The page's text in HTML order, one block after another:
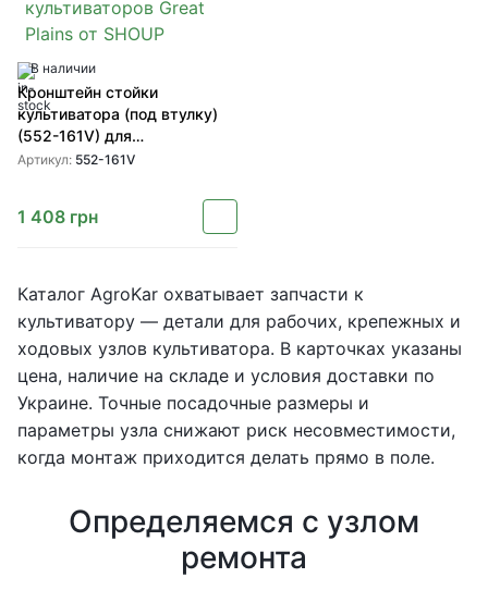
В наличии
Кронштейн стойки
культиватора (под втулку)
(552-161V) для
культиваторов Great Plains
Артикул: 552-161V
1 408 грн
Каталог AgroKar охватывает запчасти к
культиватору — детали для рабочих, крепежных и
ходовых узлов культиватора. В карточках указаны
цена, наличие на складе и условия доставки по
Украине. Точные посадочные размеры и
параметры узла снижают риск несовместимости,
когда монтаж приходится делать прямо в поле.
Определяемся с узлом
ремонта